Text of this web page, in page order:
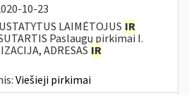
10-23
LAIMĖTOJUS IR
Paslaugų pirkimai I.
ADRESAS IR
Viešieji pirkimai